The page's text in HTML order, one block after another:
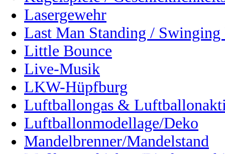
Lasergewehr
Last Man Standing /
Little Bounce
Live-Musik
LKW-Hüpfburg
Luftballongas &
Luftballonmodellage/Deko
Mandelbrenner/Mandelstand